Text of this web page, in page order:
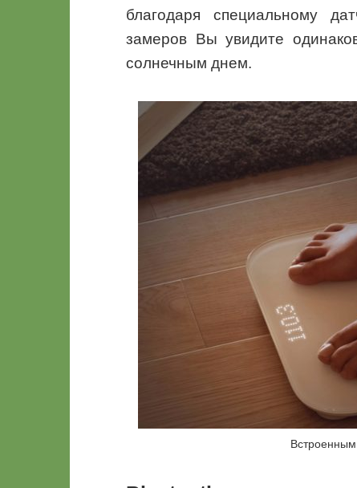
благодаря специальному
замеров Вы увидите
солнечным днем.